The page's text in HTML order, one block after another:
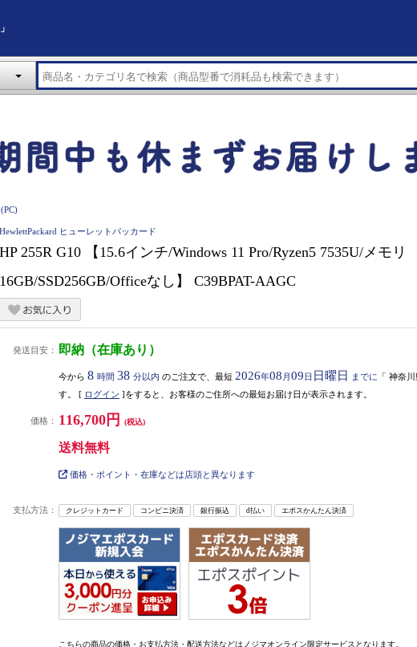
HewlettPackard ヒューレットパッカード
HP 255R G10 【15.6インチ/Windows 11 Pro/Ryzen5 7535U/メモリ
16GB/SSD256GB/Officeなし】 C39BPAT-AAGC
発送目安： 即納（在庫あり）
今から 8 時間 38 分以内 のご注文で、最短 2026年08 月09日 日曜日 までに 「 神奈
す。 [ ログイン ]をすると、お客様のご住所への最短お届け日が表示されます。
価格： 116,700円 (税込)
送料無料
価格・ポイント・在庫などは店頭と異なります
支払方法： クレジットカード コンビニ決済 銀行振込 d払い エポスかんたん決済
こちらの商品の価格・お支払方法・配送方法などはノジマオンライン限定サービスとなります。